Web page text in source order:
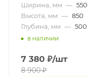
Ширина, мм — 550
Высота, мм — 850
Глубина, мм — 500
в наличии
7 380 ₽/шт
8 900₽